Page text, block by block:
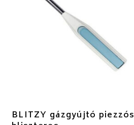
BLITZY gázgyújtó piezzós